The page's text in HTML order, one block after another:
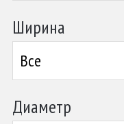
Ширина
Все
Диаметр